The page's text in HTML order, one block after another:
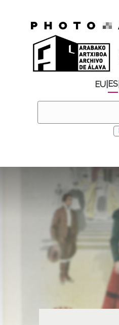
EU ES